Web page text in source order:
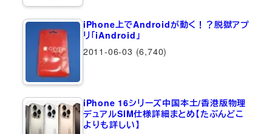
iPhone上でAndroidが動く！？脱獄アプ
リ「iAndroid」
2011-06-03 (6,740)
iPhone 16シリーズ中国本土/香港版物理
デュアルSIM仕様詳細まとめ【たぶんどこ
よりも詳しい】